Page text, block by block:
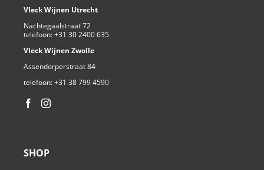
Vleck Wijnen Utrecht
Nachtegaalstraat 72
telefoon:+31 30 2400 635
Vleck Wijnen Zwolle
Assendorperstraat 84
telefoon:+31 38 799 4590⁩
SHOP